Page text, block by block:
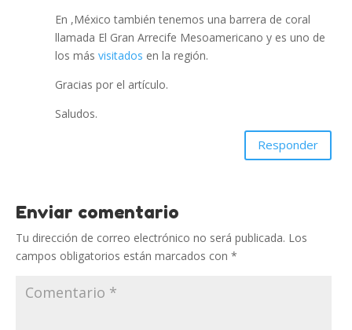
En ,México también tenemos una barrera de coral
llamada El Gran Arrecife Mesoamericano y es uno de
los más visitados en la región.
Gracias por el artículo.
Saludos.
Responder
Enviar comentario
Tu dirección de correo electrónico no será publicada. Los
campos obligatorios están marcados con *